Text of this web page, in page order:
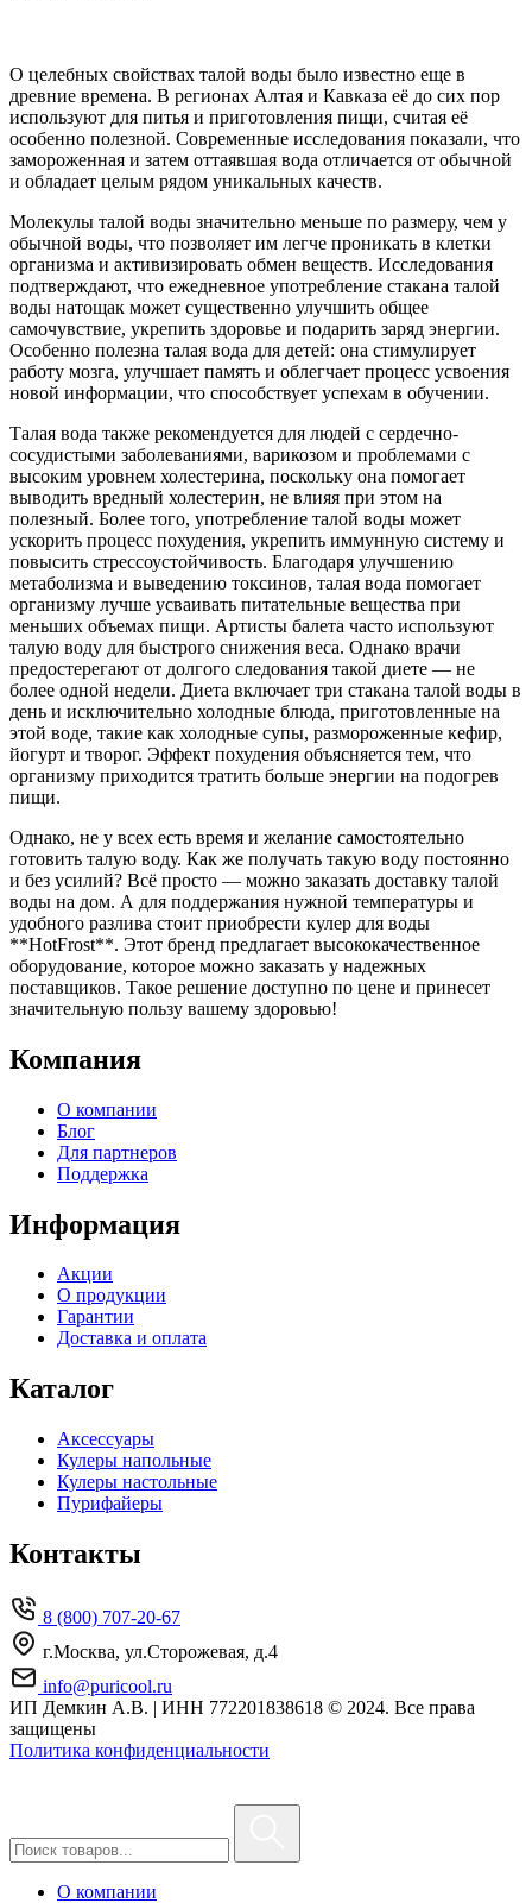
О целебных свойствах талой воды было известно еще в
древние времена. В регионах Алтая и Кавказа её до сих пор
используют для питья и приготовления пищи, считая её
особенно полезной. Современные исследования показали, что
замороженная и затем оттаявшая вода отличается от обычной
и обладает целым рядом уникальных качеств.
Молекулы талой воды значительно меньше по размеру, чем у
обычной воды, что позволяет им легче проникать в клетки
организма и активизировать обмен веществ. Исследования
подтверждают, что ежедневное употребление стакана талой
воды натощак может существенно улучшить общее
самочувствие, укрепить здоровье и подарить заряд энергии.
Особенно полезна талая вода для детей: она стимулирует
работу мозга, улучшает память и облегчает процесс усвоения
новой информации, что способствует успехам в обучении.
Талая вода также рекомендуется для людей с сердечно-
сосудистыми заболеваниями, варикозом и проблемами с
высоким уровнем холестерина, поскольку она помогает
выводить вредный холестерин, не влияя при этом на
полезный. Более того, употребление талой воды может
ускорить процесс похудения, укрепить иммунную систему и
повысить стрессоустойчивость. Благодаря улучшению
метаболизма и выведению токсинов, талая вода помогает
организму лучше усваивать питательные вещества при
меньших объемах пищи. Артисты балета часто используют
талую воду для быстрого снижения веса. Однако врачи
предостерегают от долгого следования такой диете — не
более одной недели. Диета включает три стакана талой воды в
день и исключительно холодные блюда, приготовленные на
этой воде, такие как холодные супы, размороженные кефир,
йогурт и творог. Эффект похудения объясняется тем, что
организму приходится тратить больше энергии на подогрев
пищи.
Однако, не у всех есть время и желание самостоятельно
готовить талую воду. Как же получать такую воду постоянно
и без усилий? Всё просто — можно заказать доставку талой
воды на дом. А для поддержания нужной температуры и
удобного разлива стоит приобрести кулер для воды
**HotFrost**. Этот бренд предлагает высококачественное
оборудование, которое можно заказать у надежных
поставщиков. Такое решение доступно по цене и принесет
значительную пользу вашему здоровью!
Компания
О компании
Блог
Для партнеров
Поддержка
Информация
Акции
О продукции
Гарантии
Доставка и оплата
Каталог
Аксессуары
Кулеры напольные
Кулеры настольные
Пурифайеры
Контакты
8 (800) 707-20-67
г.Москва, ул.Сторожевая, д.4
info@puricool.ru
ИП Демкин А.В. | ИНН 772201838618 © 2024. Все права
защищены
Политика конфиденциальности
О компании